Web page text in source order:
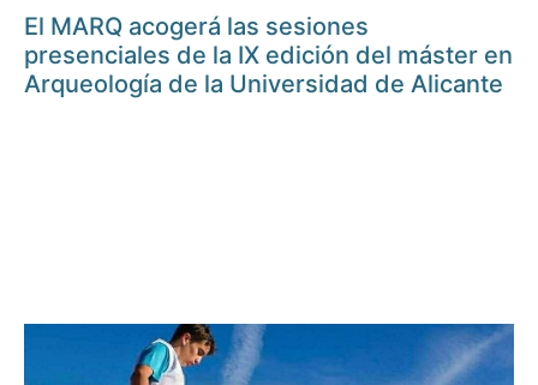
El MARQ acogerá las sesiones
presenciales de la IX edición del máster en
Arqueología de la Universidad de Alicante